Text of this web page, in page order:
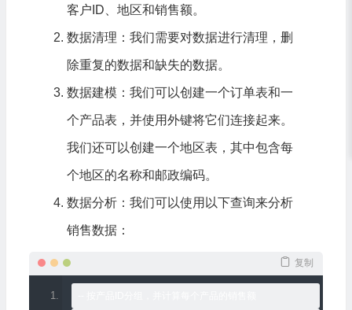
客户ID、地区和销售额。
数据清理 ：我们需要对数据进行清理，删
除重复的数据和缺失的数据。
数据建模：我们可以创建一个订单表和一
个产品表，并使用外键将它们连接起来。
我们还可以创建一个地区表，其中包含每
个地区的名称和邮政编码。
数据分析：我们可以使用以下查询来分析
销售数据：
复制